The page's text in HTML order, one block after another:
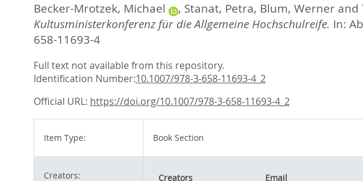
sind
hier:
Becker-Mrotzek, Michael , Stanat, Petra, Blum, Wernerand
Kultusministerkonferenz für die Allgemeine Hochschulreife. In:
658-11693-4
Full text not available from this repository.
Identification Number:10.1007/978-3-658-11693-4_2
Official URL: https://doi.org/10.1007/978-3-658-11693-4_2
Item Type: Book Section
Creators: Creators Email